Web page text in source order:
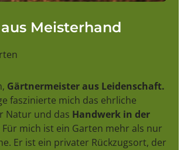
Meisterhand
Gärtnermeister aus Leidenschaft.
faszinierte mich das ehrliche
Natur und das Handwerk in der
Für mich ist ein Garten mehr als nur
Er ist ein privater Rückzugsort, der